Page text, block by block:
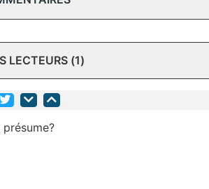
LECTEURS (1)